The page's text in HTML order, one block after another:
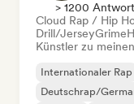
> 1200
Cloud Rap / Hip
Drill/JerseyGrime
Künstler zu
Internationaler Rap
Deutschrap/